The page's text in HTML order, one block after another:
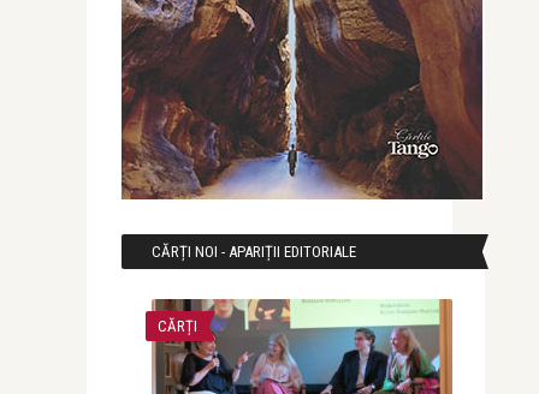
CĂRȚI NOI - APARIȚII EDITORIALE
CĂRȚI